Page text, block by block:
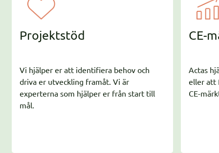
Projektstöd
Vi hjälper er att identifiera behov och
driva er utveckling framåt. Vi är
experterna som hjälper er från start till
mål.
CE-
Actas
eller att
CE-